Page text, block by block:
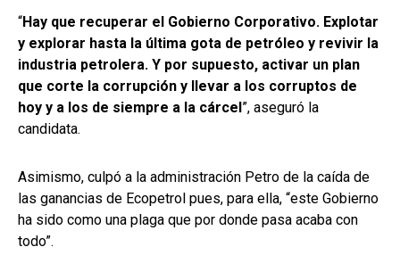
“Hay que recuperar el Gobierno Corporativo. Explotar
y explorar hasta la última gota de petróleo y revivir la
industria petrolera. Y por supuesto, activar un plan
que corte la corrupción y llevar a los corruptos de
hoy y a los de siempre a la cárcel ”, aseguró la
candidata.
Asimismo, culpó a la administración Petro de la caída de
las ganancias de Ecopetrol pues, para ella, “este Gobierno
ha sido como una plaga que por donde pasa acaba con
todo”.